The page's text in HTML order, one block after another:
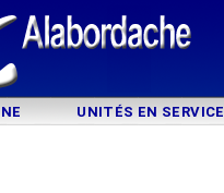
UNITÉS EN SERVICE